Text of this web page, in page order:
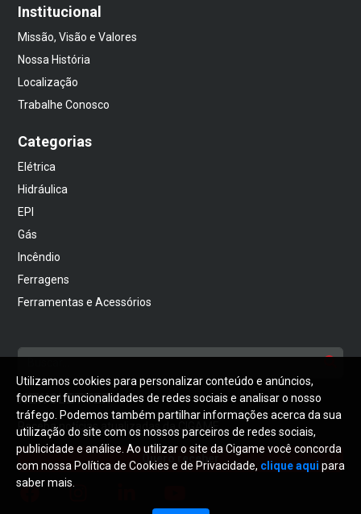
Institucional
Missão, Visão e Valores
Nossa História
Localização
Trabalhe Conosco
Categorias
Elétrica
Hidráulica
EPI
Gás
Incêndio
Ferragens
Ferramentas e Acessórios
NEWSLETTER
Receba notícias atualizadas da CIGAME
Quero receber
Utilizamos cookies para personalizar conteúdo e anúncios,
fornecer funcionalidades de redes sociais e analisar o nosso
tráfego. Podemos também partilhar informações acerca da sua
utilização do site com os nossos parceiros de redes sociais,
publicidade e análise. Ao utilizar o site da Cigame você concorda
com nossa Política de Cookies e de Privacidade, clique aqui para
saber mais.